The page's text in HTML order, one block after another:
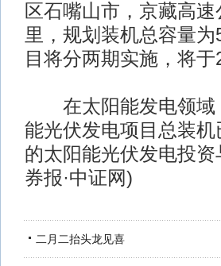
区石嘴山市，京藏高
里，规划装机总容量
目将分两期实施，将
在太阳能发电领域
能光伏发电项目总装
的太阳能光伏发电投
券报·中证网)
二月二抬头龙见喜